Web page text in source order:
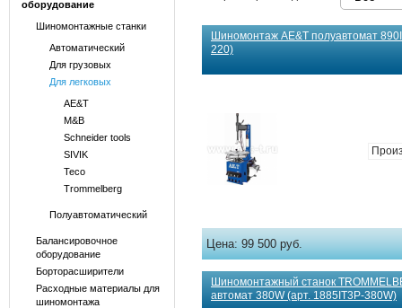
оборудование
Шиномонтажные станки
Автоматический
Для грузовых
Для легковых
AE&T
M&B
Schneider tools
SIVIK
Teco
Trommelberg
Полуавтоматический
Балансировочное
оборудование
Борторасширители
Расходные материалы для
шиномонтажа
Шиномонтаж AE&T полуавтомат
220)
Цена:99 500 руб.
Шиномонтажный станок
автомат 380W (арт. 1885IT3P-380W)